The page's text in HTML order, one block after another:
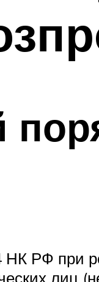
НК РФ при
лиц